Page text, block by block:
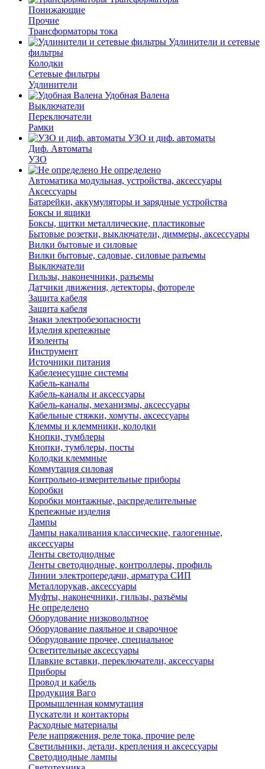
Понижающие
Прочие
Трансформаторы тока
Удлинители и сетевые
фильтры
Колодки
Сетевые фильтры
Удлинители
Удобная Валена
Выключатели
Переключатели
Рамки
УЗО и диф. автоматы
Диф. Автоматы
УЗО
Не определено
Автоматика модульная, устройства, аксессуары
Аксессуары
Батарейки, аккумуляторы и зарядные устройства
Боксы и ящики
Боксы, щитки металлические, пластиковые
Бытовые розетки, выключатели, диммеры, аксессуары
Вилки бытовые и силовые
Вилки бытовые, садовые, силовые разъемы
Выключатели
Гильзы, наконечники, разъемы
Датчики движения, детекторы, фотореле
Защита кабеля
Защита кабеля
Знаки электробезопасности
Изделия крепежные
Изоленты
Инструмент
Источники питания
Кабеленесущие системы
Кабель-каналы
Кабель-каналы и аксессуары
Кабель-каналы, механизмы, аксессуары
Кабельные стяжки, хомуты, аксессуары
Клеммы и клеммники, колодки
Кнопки, тумблеры
Кнопки, тумблеры, посты
Колодки клеммные
Коммутация силовая
Контрольно-измерительные приборы
Коробки
Коробки монтажные, распределительные
Крепежные изделия
Лампы
Лампы накаливания классические, галогенные,
аксессуары
Ленты светодиодные
Ленты светодиодные, контроллеры, профиль
Линии электропередачи, арматура СИП
Металлорукав, аксессуары
Муфты, наконечники, гильзы, разъёмы
Не определено
Оборудование низковольтное
Оборудование паяльное и сварочное
Оборудование прочее, специальное
Осветительные аксессуары
Плавкие вставки, переключатели, аксессуары
Приборы
Провод и кабель
Продукция Ваго
Промышленная коммутация
Пускатели и контакторы
Расходные материалы
Реле напряжения, реле тока, прочие реле
Светильники, детали, крепления и аксессуары
Светодиодные лампы